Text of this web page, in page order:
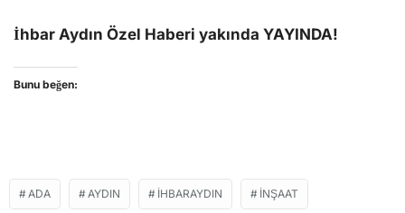
İhbar Aydın Özel Haberi yakında YAYINDA!
Bunu beğen:
ADA AYDIN IHBARAYDIN INŞAAT